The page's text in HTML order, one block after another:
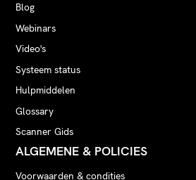
Blog
Webinars
Video's
Systeem status
Hulpmiddelen
Glossary
Scanner Gids
ALGEMENE & POLICIES
Voorwaarden & condities